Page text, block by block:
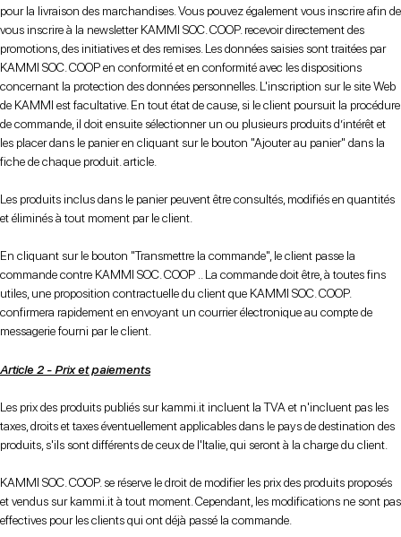
pour la livraison des marchandises. Vous pouvez également vous inscrire afin de
vous inscrire à la newsletter KAMMI SOC. COOP. recevoir directement des
promotions, des initiatives et des remises. Les données saisies sont traitées par
KAMMI SOC. COOP en conformité et en conformité avec les dispositions
concernant la protection des données personnelles. L'inscription sur le site Web
de KAMMI est facultative. En tout état de cause, si le client poursuit la procédure
de commande, il doit ensuite sélectionner un ou plusieurs produits d’intérêt et
les placer dans le panier en cliquant sur le bouton "Ajouter au panier" dans la
fiche de chaque produit. article.
Les produits inclus dans le panier peuvent être consultés, modifiés en quantités
et éliminés à tout moment par le client.
En cliquant sur le bouton "Transmettre la commande", le client passe la
commande contre KAMMI SOC. COOP .. La commande doit être, à toutes fins
utiles, une proposition contractuelle du client que KAMMI SOC. COOP.
confirmera rapidement en envoyant un courrier électronique au compte de
messagerie fourni par le client.
Article 2 - Prix et paiements
Les prix des produits publiés sur kammi.it incluent la TVA et n'incluent pas les
taxes, droits et taxes éventuellement applicables dans le pays de destination des
produits, s'ils sont différents de ceux de l'Italie, qui seront à la charge du client.
KAMMI SOC. COOP. se réserve le droit de modifier les prix des produits proposés
et vendus sur kammi.it à tout moment. Cependant, les modifications ne sont pas
effectives pour les clients qui ont déjà passé la commande.